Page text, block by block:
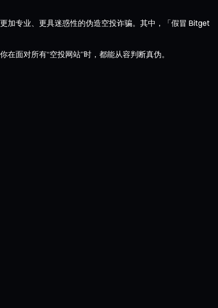
加专业、更具迷惑性的伪造空投诈骗。其中，「假冒 Bitget
面对所有“空投网站”时，都能从容判断真伪。